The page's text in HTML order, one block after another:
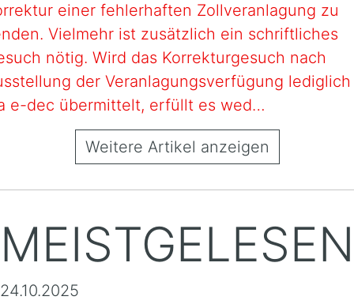
einer fehlerhaften Zollveranlagung zu
Vielmehr ist zusätzlich ein schriftliches
nötig. Wird das Korrekturgesuch nach
der Veranlagungsverfügung lediglich
e-dec übermittelt, erfüllt es wed…
Weitere Artikel anzeigen
MEISTGELESEN
24.10.2025